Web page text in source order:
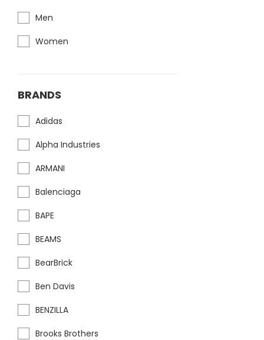
Men
Women
BRANDS
Adidas
Alpha Industries
ARMANI
Balenciaga
BAPE
BEAMS
BearBrick
Ben Davis
BENZILLA
Brooks Brothers